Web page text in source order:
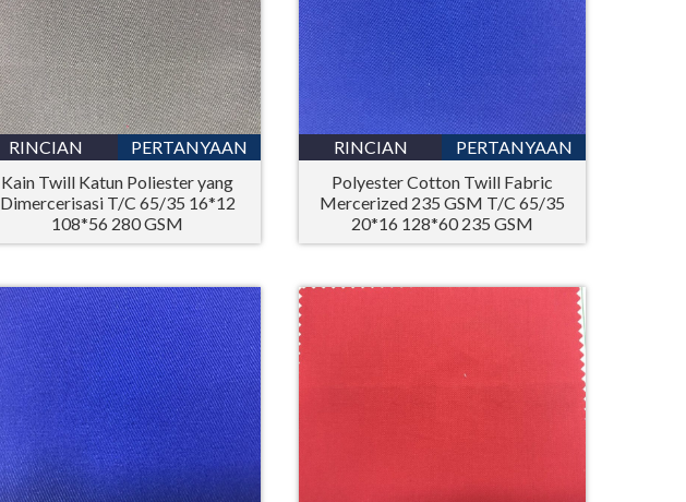
RINCIAN
PERTANYAAN
Kain Twill Katun Poliester yang
Dimercerisasi T/C 65/35 16*12
108*56 280 GSM
RINCIAN
PERTANYAAN
Polyester Cotton Twill Fabric
Mercerized 235 GSM T/C 65/35
20*16 128*60 235 GSM